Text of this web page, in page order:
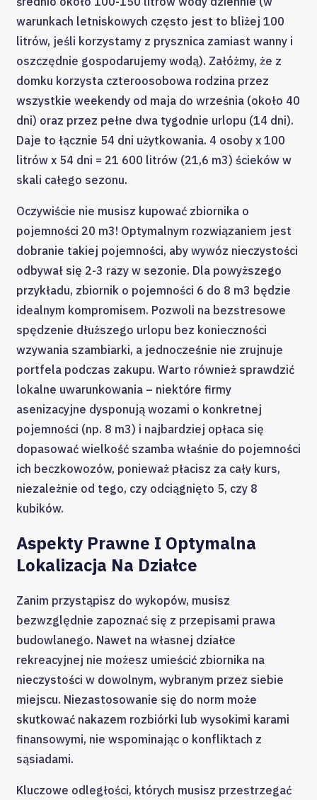
warunkach letniskowych często jest to bliżej 100
litrów, jeśli korzystamy z prysznica zamiast wanny i
oszczędnie gospodarujemy wodą). Załóżmy, że z
domku korzysta czteroosobowa rodzina przez
wszystkie weekendy od maja do września (około 40
dni) oraz przez pełne dwa tygodnie urlopu (14 dni).
Daje to łącznie 54 dni użytkowania. 4 osoby x 100
litrów x 54 dni = 21 600 litrów (21,6 m3) ścieków w
skali całego sezonu.
Oczywiście nie musisz kupować zbiornika o
pojemności 20 m3! Optymalnym rozwiązaniem jest
dobranie takiej pojemności, aby wywóz nieczystości
odbywał się 2-3 razy w sezonie. Dla powyższego
przykładu, zbiornik o pojemności 6 do 8 m3 będzie
idealnym kompromisem. Pozwoli na bezstresowe
spędzenie dłuższego urlopu bez konieczności
wzywania szambiarki, a jednocześnie nie zrujnuje
portfela podczas zakupu. Warto również sprawdzić
lokalne uwarunkowania – niektóre firmy
asenizacyjne dysponują wozami o konkretnej
pojemności (np. 8 m3) i najbardziej opłaca się
dopasować wielkość szamba właśnie do pojemności
ich beczkowozów, ponieważ płacisz za cały kurs,
niezależnie od tego, czy odciągnięto 5, czy 8
kubików.
Aspekty Prawne I Optymalna
Lokalizacja Na Działce
Zanim przystąpisz do wykopów, musisz
bezwzględnie zapoznać się z przepisami prawa
budowlanego. Nawet na własnej działce
rekreacyjnej nie możesz umieścić zbiornika na
nieczystości w dowolnym, wybranym przez siebie
miejscu. Niezastosowanie się do norm może
skutkować nakazem rozbiórki lub wysokimi karami
finansowymi, nie wspominając o konfliktach z
sąsiadami.
Kluczowe odległości, których musisz przestrzegać